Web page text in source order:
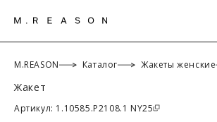
M.REASON Каталог Жакеты женские
Жакет
Артикул: 1.10585.P2108.1 NY25